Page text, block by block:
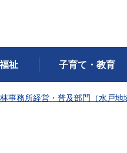
祉 子育て・教育
事務所経営・普及部門（水戸地